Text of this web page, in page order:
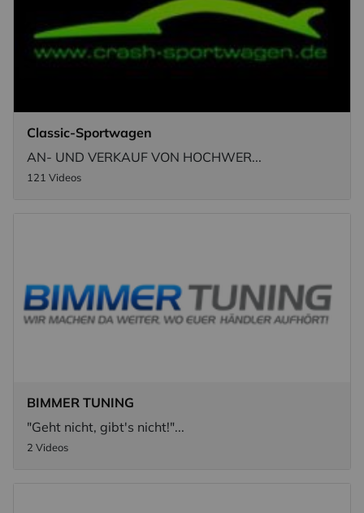
Classic-Sportwagen
AN- UND VERKAUF VON HOCHWER...
121 Videos
BIMMER TUNING
"Geht nicht, gibt's nicht!"...
2 Videos
NEWSLETTER ABONNIEREN
Nachname
Ich willige in den Empfang des Newsletters ein,
den ich jederzeit mit dem Link im Newsletter
selbst abbestellen kann.
Newsletter abonnieren